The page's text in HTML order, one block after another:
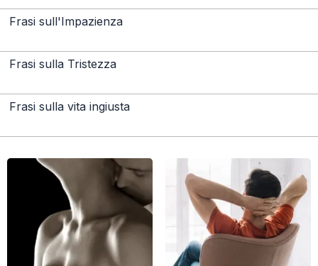
Frasi sull'Impazienza
Frasi sulla Tristezza
Frasi sulla vita ingiusta